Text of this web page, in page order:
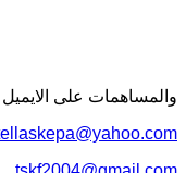
علی الایمیل